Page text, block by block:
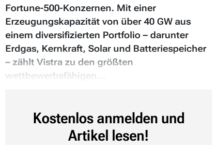
Fortune-500-Konzernen. Mit einer
Erzeugungskapazität von über 40 GW aus
einem diversifizierten Portfolio – darunter
Erdgas, Kernkraft, Solar und Batteriespeicher
– zählt Vistra zu den größten
wettbewerbsfähigen...
Kostenlos anmelden und
Artikel lesen!